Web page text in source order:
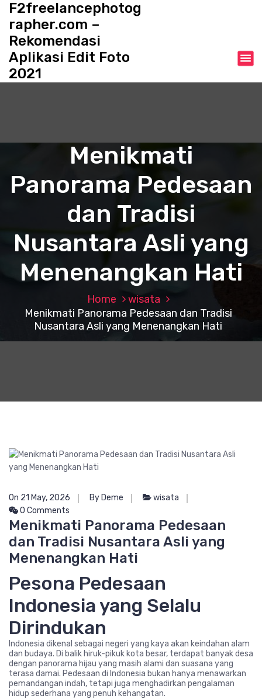
c
F2freelancephotog
rapher.com –
Rekomendasi
Aplikasi Edit Foto
2021
Menikmati
Panorama Pedesaan
dan Tradisi
Nusantara Asli yang
Menenangkan Hati
Home
wisata
Menikmati Panorama Pedesaan dan Tradisi
Nusantara Asli yang Menenangkan Hati
On 21 May, 2026 By Deme
wisata
0 Comments
Menikmati Panorama Pedesaan
dan Tradisi Nusantara Asli yang
Menenangkan Hati
Pesona Pedesaan
Indonesia yang Selalu
Dirindukan
Indonesia dikenal sebagai negeri yang kaya akan keindahan alam
dan budaya. Di balik hiruk-pikuk kota besar, terdapat banyak desa
dengan panorama hijau yang masih alami dan suasana yang
terasa damai. Pedesaan di Indonesia bukan hanya menawarkan
pemandangan indah, tetapi juga menghadirkan pengalaman
hidup sederhana yang penuh kehangatan.